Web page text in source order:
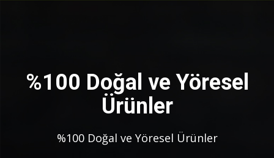
%100 Doğal ve Yöresel
Ürünler
%100 Doğal ve Yöresel Ürünler